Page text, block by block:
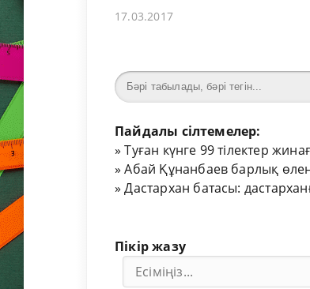
17.03.2017
Пайдалы сілтемелер:
»Туған күнге 99 тілектер
»Абай Құнанбаев барлық
»Дастархан батасы:
Пікір жазу